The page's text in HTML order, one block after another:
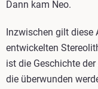
Dann kam Neo.
Inzwischen gilt diese
entwickelten
ist die Geschichte
die überwunden